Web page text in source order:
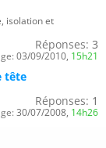
isolation et
Réponses: 3
03/09/2010, 15h21
tête
Réponses: 1
30/07/2008, 14h26